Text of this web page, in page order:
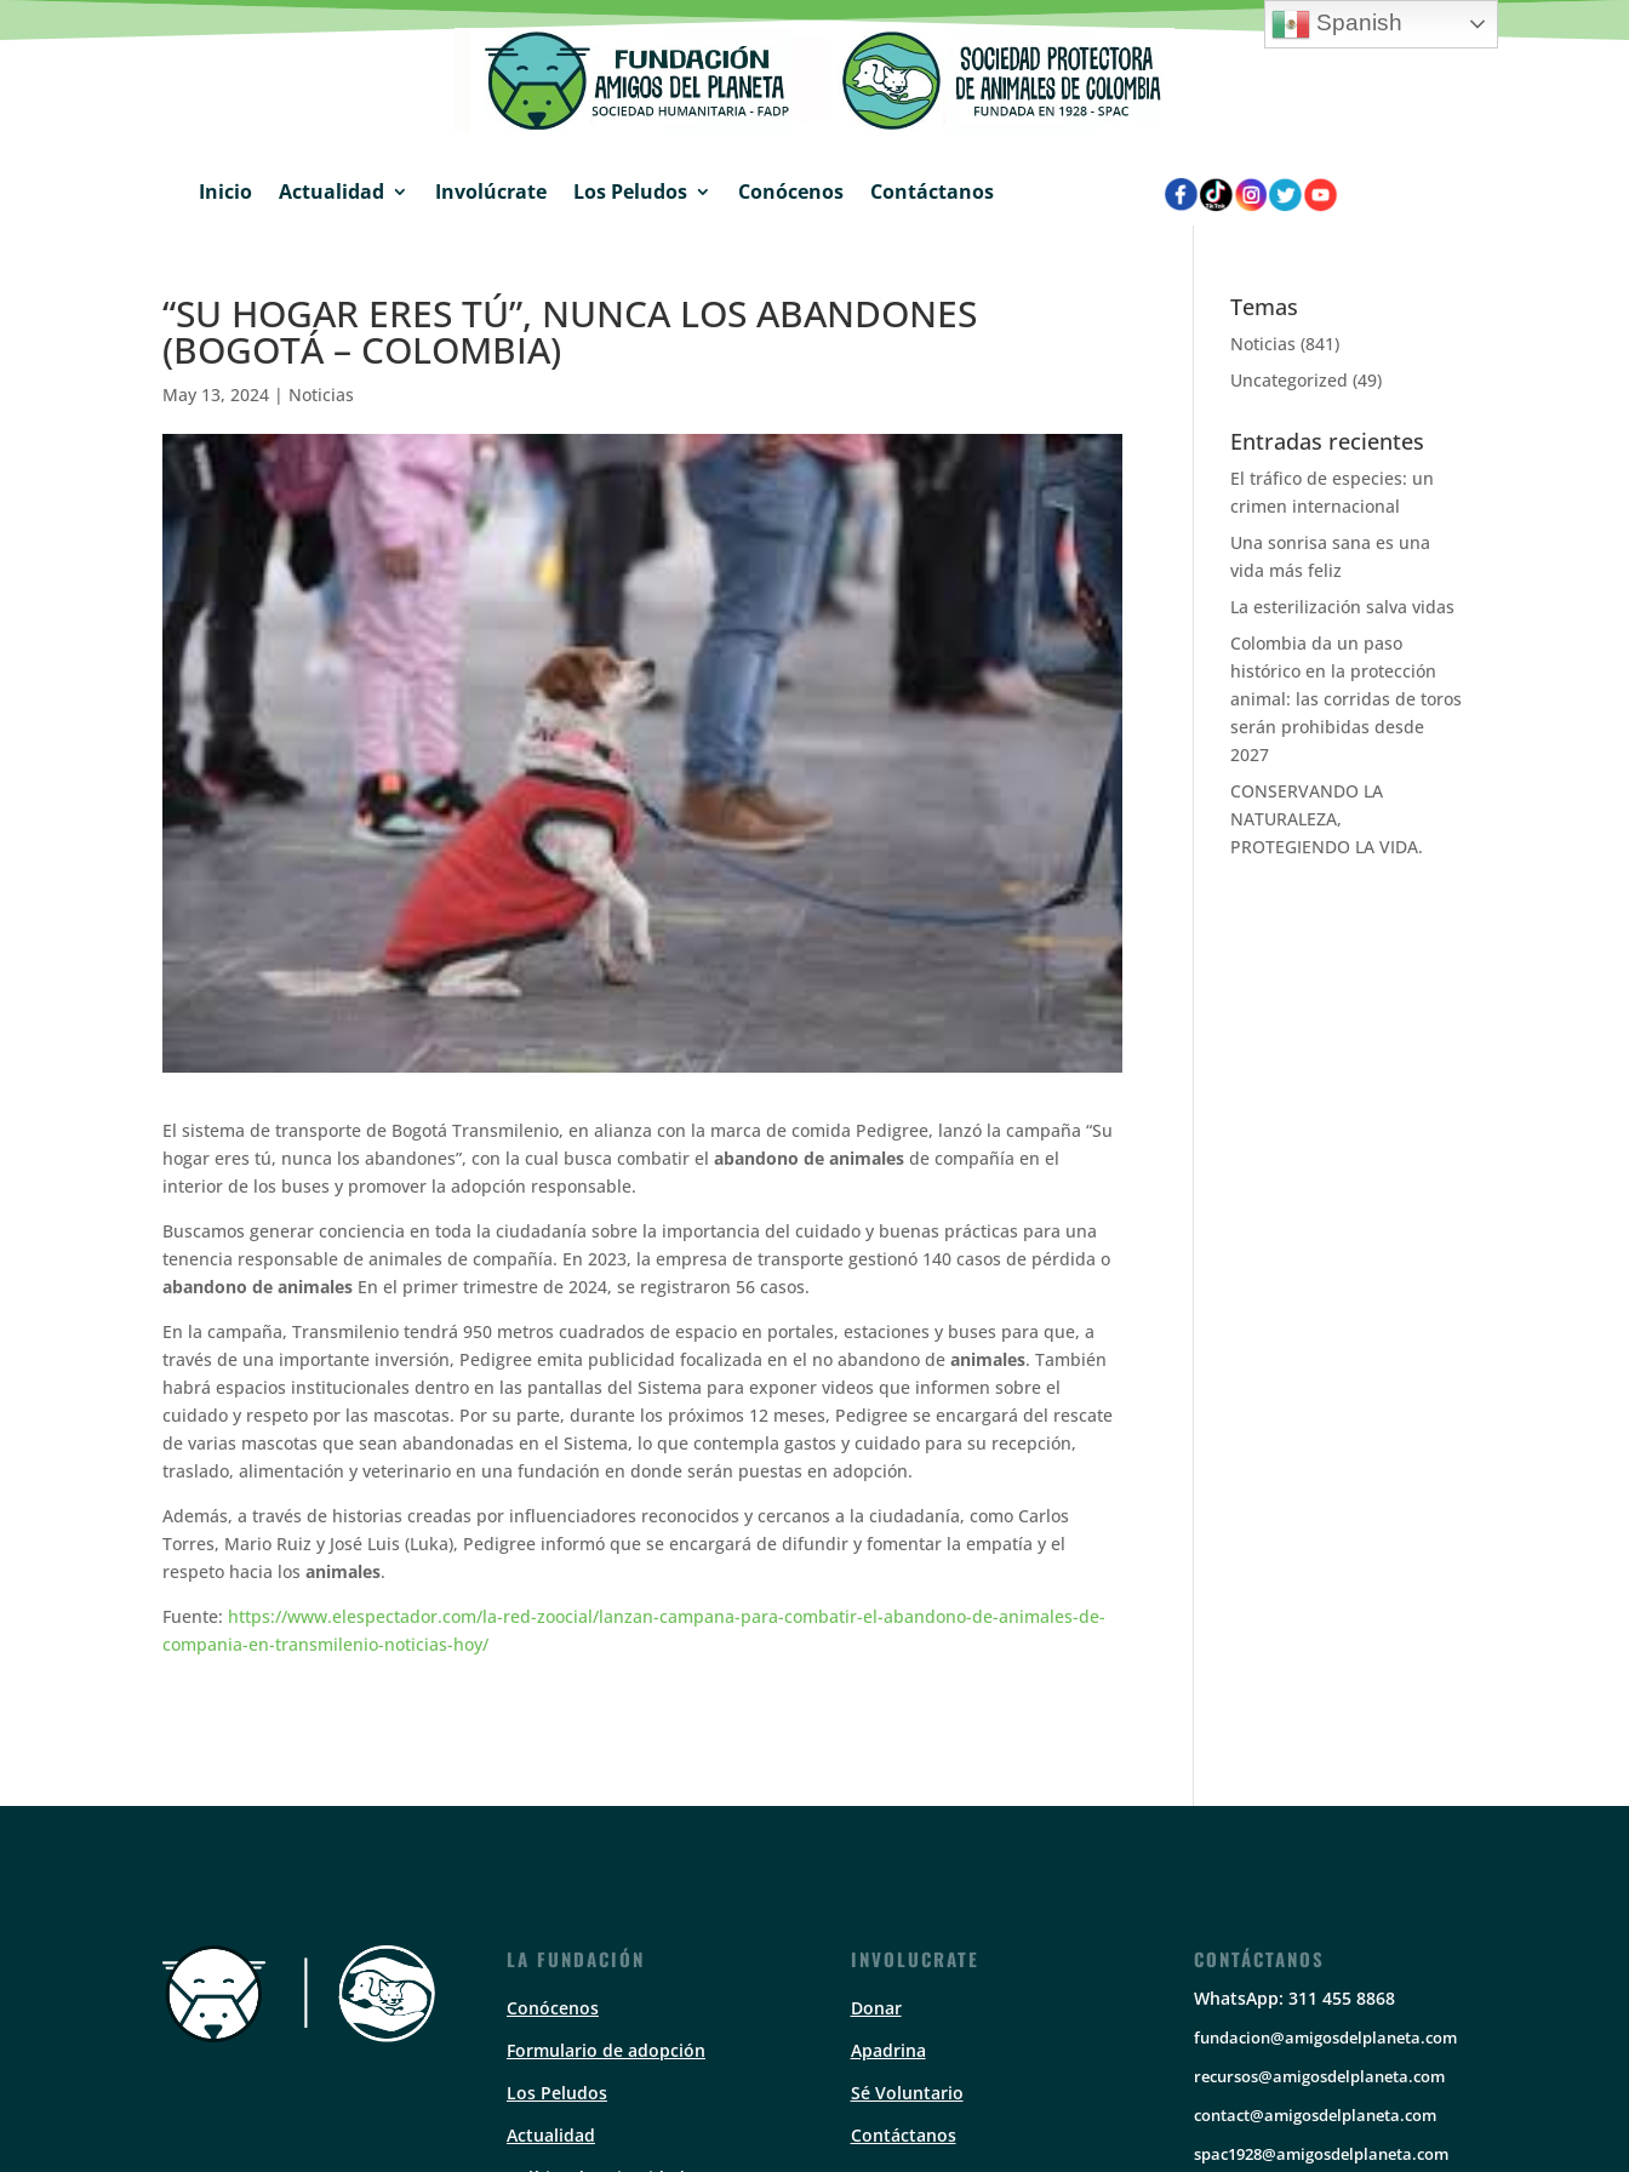
Inicio Actualidad Involúcrate Los Peludos Conócenos Contáctanos
“SU HOGAR ERES TÚ”, NUNCA LOS ABANDONES
(BOGOTÁ – COLOMBIA)
May 13, 2024 | Noticias
El sistema de transporte de Bogotá Transmilenio, en alianza con la marca de comida Pedigree, lanzó la campaña “Su
hogar eres tú, nunca los abandones”, con la cual busca combatir elabandono de animalesde compañía en el
interior de los buses y promover la adopción responsable.
Buscamos generar conciencia en toda la ciudadanía sobre la importancia del cuidado y buenas prácticas para una
tenencia responsable de animales de compañía. En 2023, la empresa de transporte gestionó 140 casos de pérdida o
abandono de animales En el primer trimestre de 2024, se registraron 56 casos.
En la campaña, Transmilenio tendrá 950 metros cuadrados de espacio en portales, estaciones y buses para que, a
través de una importante inversión, Pedigree emita publicidad focalizada en el no abandono de animales. También
habrá espacios institucionales dentro en las pantallas del Sistema para exponer videos que informen sobre el
cuidado y respeto por las mascotas. Por su parte, durante los próximos 12 meses, Pedigree se encargará del rescate
de varias mascotas que sean abandonadas en el Sistema, lo que contempla gastos y cuidado para su recepción,
traslado, alimentación y veterinario en una fundación en donde serán puestas en adopción.
Además, a través de historias creadas por influenciadores reconocidos y cercanos a la ciudadanía, como Carlos
Torres, Mario Ruiz y José Luis (Luka), Pedigree informó que se encargará de difundir y fomentar la empatía y el
respeto hacia los animales.
Fuente: https://www.elespectador.com/la-red-zoocial/lanzan-campana-para-combatir-el-abandono-de-animales-de-
compania-en-transmilenio-noticias-hoy/
Temas
Noticias (841)
Uncategorized (49)
Entradas recientes
El tráfico de especies: un
crimen internacional
Una sonrisa sana es una
vida más feliz
La esterilización salva vidas
Colombia da un paso
histórico en la protección
animal: las corridas de toros
serán prohibidas desde
2027
CONSERVANDO LA
NATURALEZA,
PROTEGIENDO LA VIDA.
LA FUNDACIÓN
Conócenos
Formulario de adopción
Los Peludos
Actualidad
INVOLUCRATE
Donar
Apadrina
Sé Voluntario
Contáctanos
CONTÁCTANOS
WhatsApp: 311 455 8868
fundacion@amigosdelplaneta.com
recursos@amigosdelplaneta.com
contact@amigosdelplaneta.com
spac1928@amigosdelplaneta.com
Spanish